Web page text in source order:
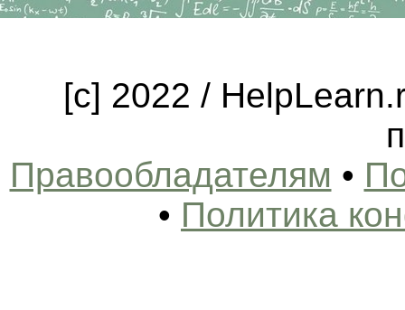
[c] 2022 /
Правообладателям •
• Политика